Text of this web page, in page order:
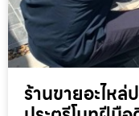
ร้านขายอะไหล่